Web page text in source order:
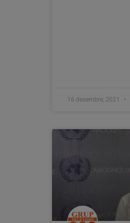
16 desembre, 2021